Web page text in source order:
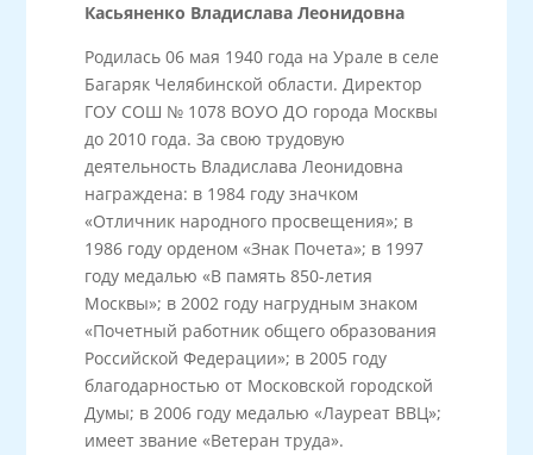
Касьяненко Владислава Леонидовна
Родилась 06 мая 1940 года на Урале в селе
Багаряк Челябинской области. Директор
ГОУ СОШ № 1078 ВОУО ДО города Москвы
до 2010 года. За свою трудовую
деятельность Владислава Леонидовна
награждена: в 1984 году значком
«Отличник народного просвещения»; в
1986 году орденом «Знак Почета»; в 1997
году медалью «В память 850-летия
Москвы»; в 2002 году нагрудным знаком
«Почетный работник общего образования
Российской Федерации»; в 2005 году
благодарностью от Московской городской
Думы; в 2006 году медалью «Лауреат ВВЦ»;
имеет звание «Ветеран труда».